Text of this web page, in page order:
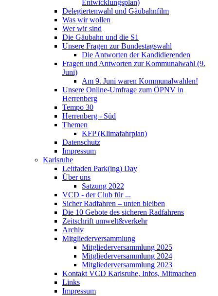
Entwicklungsplan)
Delegiertenwahl und Gäubahnfilm
Was wir wollen
Wer wir sind
Die Gäubahn und die S1
Unsere Fragen zur Bundestagswahl
Die Antworten der Kandidierenden
Fragen und Antworten zur Kommunalwahl (9.
Juni)
Am 9. Juni waren Kommunalwahlen!
Unsere Online-Umfrage zum ÖPNV in
Herrenberg
Tempo 30
Herrenberg - Süd
Themen
KFP (Klimafahrplan)
Datenschutz
Impressum
Karlsruhe
Leitfaden Park(ing) Day
Über uns
Satzung 2022
VCD - der Club für ...
Sicher Radfahren – unten bleiben
Die 10 Gebote des sicheren Radfahrens
Zeitschrift umwelt&verkehr
Archiv
Mitgliederversammlung
Mitgliederversammlung 2025
Mitgliederversammlung 2024
Mitgliederversammlung 2023
Kontakt VCD Karlsruhe, Infos, Mitmachen
Links
Impressum